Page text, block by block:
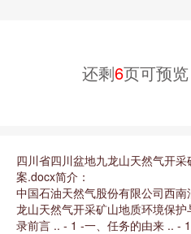
还剩6页可预览
四川省四川盆地九龙山天然气开
案.docx简介：
中国石油天然气股份有限公司西
龙山天然气开采矿山地质环境保
录前言 .. ‐ 1 ‐一、任务的由来 .. -